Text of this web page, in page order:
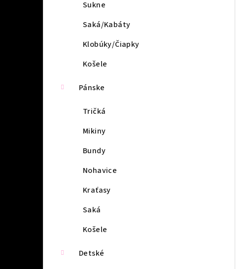
Sukne
Saká/Kabáty
Klobúky/Čiapky
Košele
Pánske
Tričká
Mikiny
Bundy
Nohavice
Kraťasy
Saká
Košele
Detské